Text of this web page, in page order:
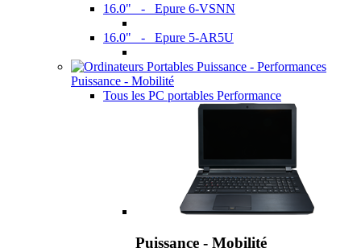
16.0" - Epure 6-VSNN
16.0" - Epure 5-AR5U
Puissance - Mobilité
Tous les PC portables Performance
Puissance - Mobilité